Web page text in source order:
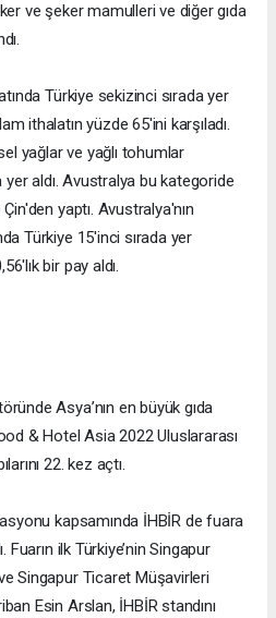
ve şeker mamulleri ve diğer gıda
Türkiye sekizinci sırada yer
ithalatın yüzde 65'ini karşıladı.
yağlar ve yağlı tohumlar
yer aldı. Avustralya bu kategoride
yaptı. Avustralya'nın
Türkiye 15'inci sırada yer
bir pay aldı.
Asya’nın en büyük gıda
& Hotel Asia 2022 Uluslararası
22. kez açtı.
kapsamında İHBİR de fuara
Fuarın ilk Türkiye’nin Singapur
Singapur Ticaret Müşavirleri
Esin Arslan, İHBİR standını